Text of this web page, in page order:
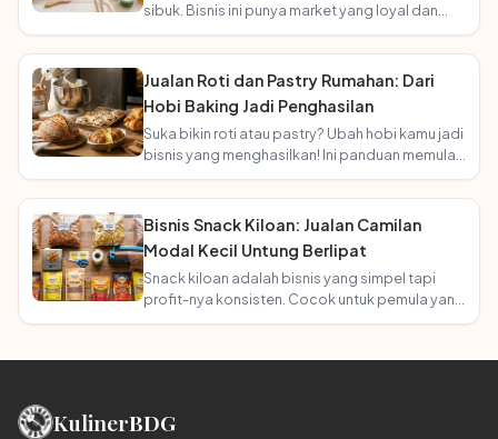
sibuk. Bisnis ini punya market yang loyal dan
terus bertambah seiring angka kelahiran!
Jualan Roti dan Pastry Rumahan: Dari
Hobi Baking Jadi Penghasilan
Suka bikin roti atau pastry? Ubah hobi kamu jadi
bisnis yang menghasilkan! Ini panduan memulai
usaha bakery rumahan.
Bisnis Snack Kiloan: Jualan Camilan
Modal Kecil Untung Berlipat
Snack kiloan adalah bisnis yang simpel tapi
profit-nya konsisten. Cocok untuk pemula yang
mau mulai tanpa ribet!
KulinerBDG